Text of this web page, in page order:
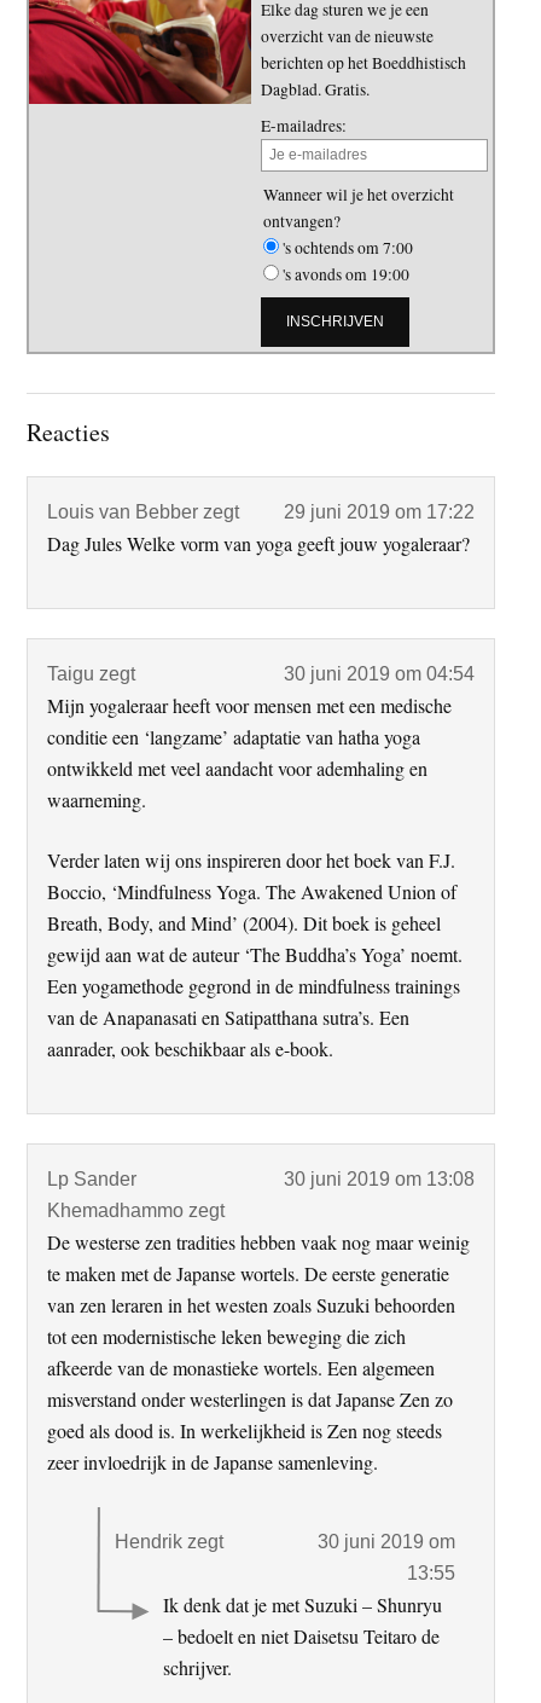
Elke dag sturen we je een
overzicht van de nieuwste
berichten op het Boeddhistisch
Dagblad. Gratis.
E-mailadres:
Wanneer wil je het overzicht
ontvangen?
's ochtends om 7:00
's avonds om 19:00
Lees
Reacties
Louis van Bebber zegt 29 juni 2019 om 17:22
Dag Jules Welke vorm van yoga geeft jouw yogaleraar?
Taigu zegt 30 juni 2019 om 04:54
Mijn yogaleraar heeft voor mensen met een medische
conditie een ‘langzame’ adaptatie van hatha yoga
ontwikkeld met veel aandacht voor ademhaling en
waarneming.
Verder laten wij ons inspireren door het boek van F.J.
Boccio, ‘Mindfulness Yoga. The Awakened Union of
Breath, Body, and Mind’ (2004). Dit boek is geheel
gewijd aan wat de auteur ‘The Buddha’s Yoga’ noemt.
Een yogamethode gegrond in de mindfulness trainings
van de Anapanasati en Satipatthana sutra’s. Een
aanrader, ook beschikbaar als e-book.
Lp Sander
Khemadhammo zegt
30 juni 2019 om 13:08
De westerse zen tradities hebben vaak nog maar weinig
te maken met de Japanse wortels. De eerste generatie
van zen leraren in het westen zoals Suzuki behoorden
tot een modernistische leken beweging die zich
afkeerde van de monastieke wortels. Een algemeen
misverstand onder westerlingen is dat Japanse Zen zo
goed als dood is. In werkelijkheid is Zen nog steeds
zeer invloedrijk in de Japanse samenleving.
Hendrik zegt
30 juni 2019 om
13:55
Ik denk dat je met Suzuki – Shunryu
– bedoelt en niet Daisetsu Teitaro de
schrijver.